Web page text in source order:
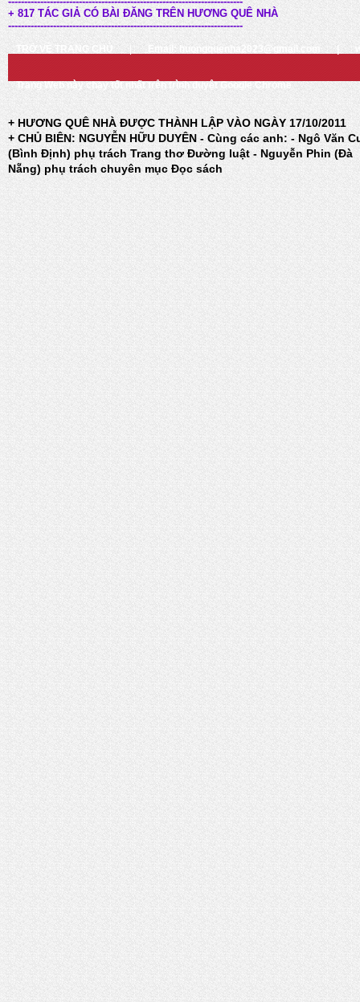
+ 817 TÁC GIẢ CÓ BÀI ĐĂNG TRÊN HƯƠNG QUÊ NHÀ
-------------------------------------------------------------------------
TRỞ VỀ TRANG CHỦ Email: huongquenha2023@gmail.com |
Trang Web này chạy tốt nhất trên trình duyệt Google Chrome
+ HƯƠNG QUÊ NHÀ ĐƯỢC THÀNH LẬP VÀO NGÀY 17/10/2011
+ CHỦ BIÊN: NGUYỄN HỮU DUYÊN - Cùng các anh: - Ngô Văn
(Bình Định) phụ trách Trang thơ Đường luật - Nguyễn Phin (Đà
Nẵng) phụ trách chuyên mục Đọc sách